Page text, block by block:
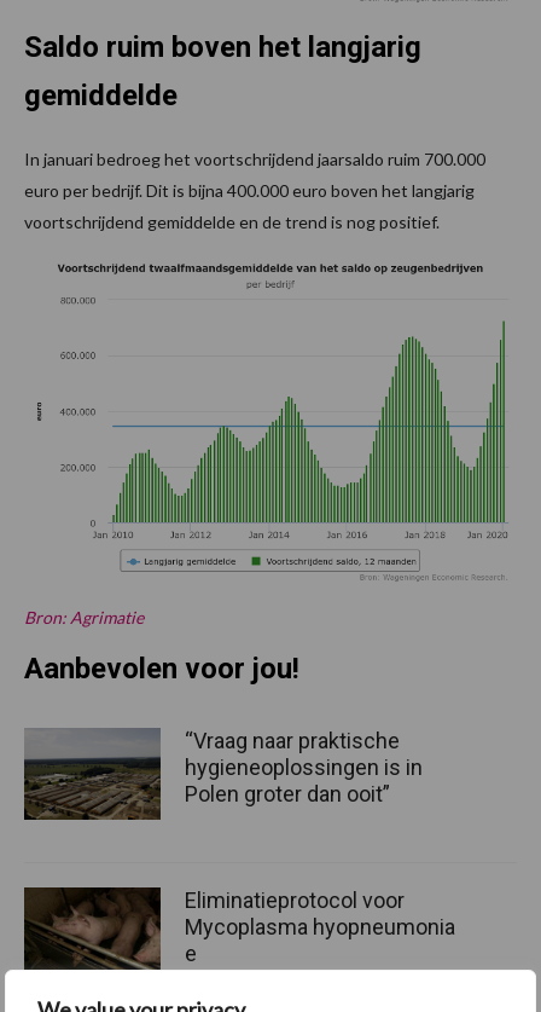
Saldo ruim boven het langjarig
gemiddelde
In januari bedroeg het voortschrijdend jaarsaldo ruim 700.000
euro per bedrijf. Dit is bijna 400.000 euro boven het langjarig
voortschrijdend gemiddelde en de trend is nog positief.
Bron: Agrimatie
Aanbevolen voor jou!
“Vraag naar praktische
hygieneoplossingen is in
Polen groter dan ooit”
Eliminatieprotocol voor
Mycoplasma hyopneumonia
e